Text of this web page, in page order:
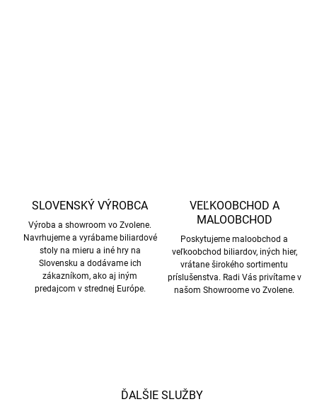
SLOVENSKÝ VÝROBCA
Výroba a showroom vo Zvolene.
Navrhujeme a vyrábame biliardové
stoly na mieru a iné hry na
Slovensku a dodávame ich
zákazníkom, ako aj iným
predajcom v strednej Európe.
VEĽKOOBCHOD A
MALOOBCHOD
Poskytujeme maloobchod a
veľkoobchod biliardov, iných hier,
vrátane širokého sortimentu
príslušenstva. Radi Vás privítame v
našom Showroome vo Zvolene.
ĎALŠIE SLUŽBY